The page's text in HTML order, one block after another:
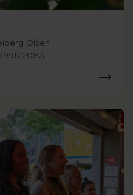
Olsen -
2083